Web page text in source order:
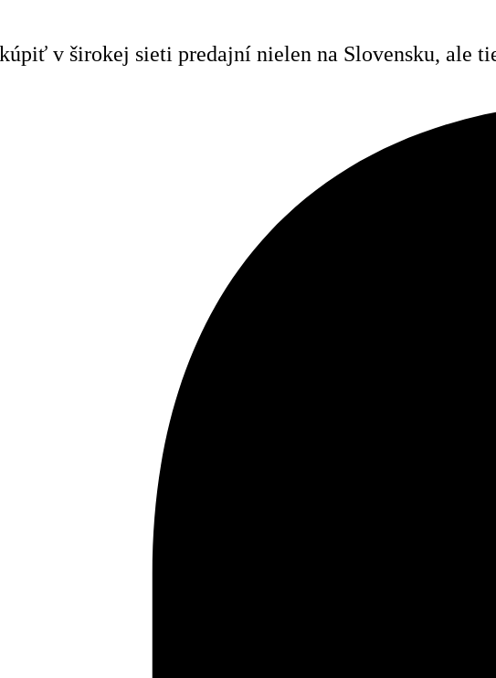
v širokej sieti predajní nielen na Slovensku, ale